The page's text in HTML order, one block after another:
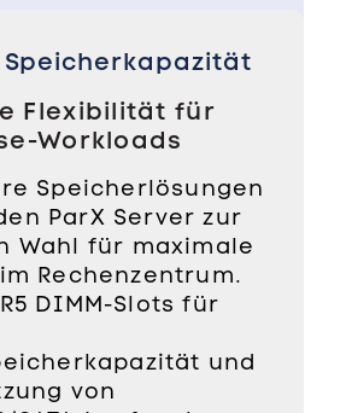
Flexibilität für
Workloads
Speicherlösungen
ParX Server zur
Wahl für maximale
Rechenzentrum.
DIMM-Slots für
und
von